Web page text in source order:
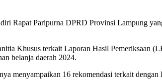
Rapat Paripurna DPRD Provinsi Lampung
Khusus terkait Laporan Hasil Pemeriksaan
belanja daerah 2024.
menyampaikan 16 rekomendasi terkait